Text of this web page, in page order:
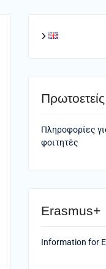
Πληροφορίες
φοιτητές
Erasmus+
Information for